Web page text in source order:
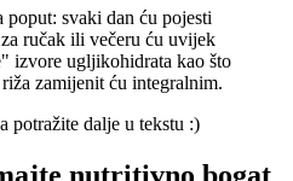
svaki dan ću pojesti
ručak ili večeru ću uvijek
izvore ugljikohidrata kao što
zamijenit ću integralnim.
potražite dalje u tekstu :)
nutritivno bogat